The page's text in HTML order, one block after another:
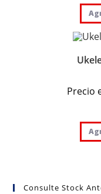
Precio
Consulte Stock